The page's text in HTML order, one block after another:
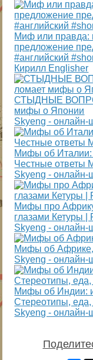
Миф или правда:
предложение
#английский
Кирилл Englisher
СТЫДНЫЕ
мифы о Японии
Skyeng - онлайн-
Мифы об Италии:
Честные ответы
Skyeng - онлайн-
Мифы про
глазами Кетуры |
Skyeng - онлайн-
Мифы об Африке,
Skyeng - онлайн-
Мифы об Индии:
Стереотипы, еда,
Skyeng - онлайн-